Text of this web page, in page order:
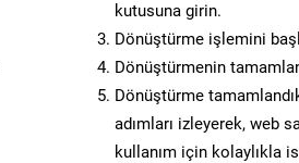
kutusuna girin.
Dönüştürme işlemini
Dönüştürmenin
Dönüştürme
adımları izleyerek, web
kullanım için kolaylıkla